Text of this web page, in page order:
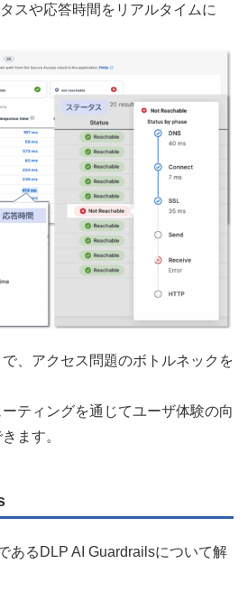
スや応答時間をリアルタイムに
、アクセス問題のボトルネックを
ティングを通じてユーザ体験の向
ます。
あるDLP AI Guardrailsについて解